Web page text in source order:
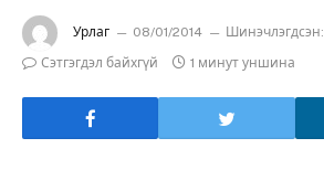
Урлаг 08/01/2014 Шинэчлэгдсэн:
Сэтгэгдэл байхгүй
1 минут уншина